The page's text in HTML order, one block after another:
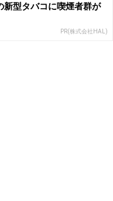
新型タバコに喫煙者群が
PR(株式会社HAL)